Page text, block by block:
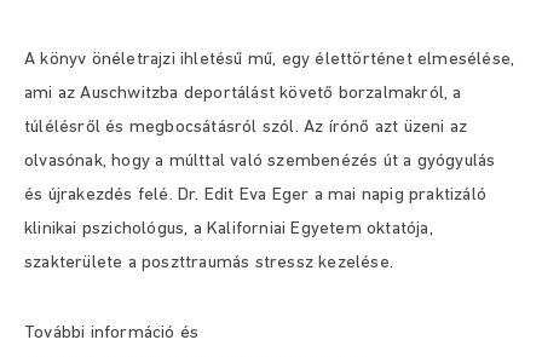
A könyv önéletrajzi ihletésű mű, egy élettörténet elmesélése,
ami az Auschwitzba deportálást követő borzalmakról, a
túlélésről és megbocsátásról szól. Az írónő azt üzeni az
olvasónak, hogy a múlttal való szembenézés út a gyógyulás
és újrakezdés felé. Dr. Edit Eva Eger a mai napig praktizáló
klinikai pszichológus, a Kaliforniai Egyetem oktatója,
szakterülete a poszttraumás stressz kezelése.
További információ és